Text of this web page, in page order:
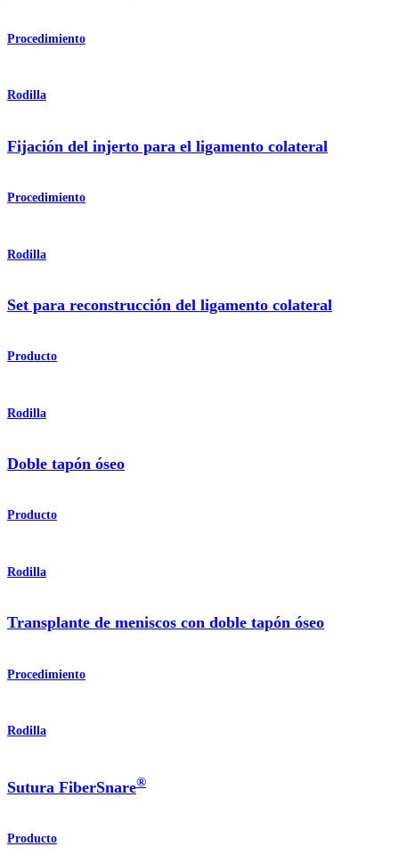
Procedimiento
Rodilla
Fijación del injerto para el ligamento colateral
Procedimiento
Rodilla
Set para reconstrucción del ligamento colateral
Producto
Rodilla
Doble tapón óseo
Producto
Rodilla
Transplante de meniscos con doble tapón óseo
Procedimiento
Rodilla
Sutura FiberSnare®
Producto